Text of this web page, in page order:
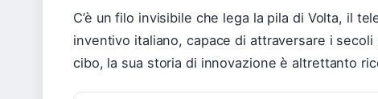
C’è un filo invisibile che lega la pila di Volta, il
inventivo italiano, capace di attraversare i
cibo, la sua storia di innovazione è altrettanto